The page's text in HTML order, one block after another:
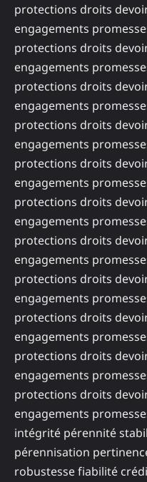
protections droits
engagements
protections droits
engagements
protections droits
engagements
protections droits
engagements
protections droits
engagements
protections droits
engagements
protections droits
engagements
protections droits
engagements
protections droits
engagements
protections droits
engagements
protections droits
engagements
intégrité pérennité
pérennisation
robustesse fiabilité